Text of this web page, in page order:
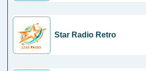
Star Radio Retro